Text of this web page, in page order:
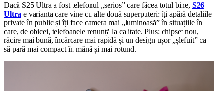
Dacă S25 Ultra a fost telefonul „serios” care făcea totul bine, S26
Ultra e varianta care vine cu alte două superputeri: îți apără detaliile
private în public și îți face camera mai „luminoasă” în situațiile în
care, de obicei, telefoanele renunță la calitate. Plus: chipset nou,
răcire mai bună, încărcare mai rapidă și un design ușor „șlefuit” ca
să pară mai compact în mână și mai rotund.